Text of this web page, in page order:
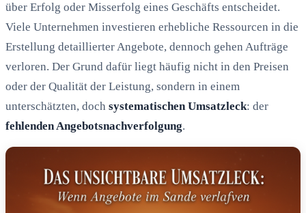
über Erfolg oder Misserfolg eines Geschäfts entscheidet.
Viele Unternehmen investieren erhebliche Ressourcen in die
Erstellung detaillierter Angebote, dennoch gehen Aufträge
verloren. Der Grund dafür liegt häufig nicht in den Preisen
oder der Qualität der Leistung, sondern in einem
unterschätzten, doch systematischen Umsatzleck: der
fehlenden Angebotsnachverfolgung.